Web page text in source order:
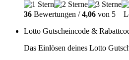
36 Bewertungen /4,06 von 5
Lotto Gutscheincode &
Das Einlösen deines Lotto